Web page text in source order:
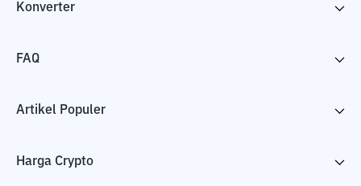
Konverter
FAQ
Artikel Populer
Harga Crypto